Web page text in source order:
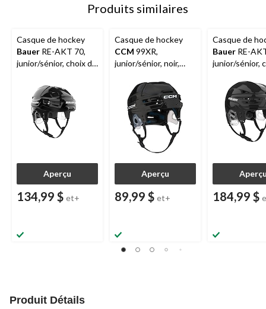
Produits similaires
Casque de hockey
Bauer RE-AKT 70,
junior/sénior, choix de
Aperçu
134,99 $ et+
Casque de hockey
CCM 99XR,
junior/sénior, noir,
Aperçu
89,99 $ et+
Casque de
Bauer RE-
junior/sénior,
184,99 $
Produit Détails